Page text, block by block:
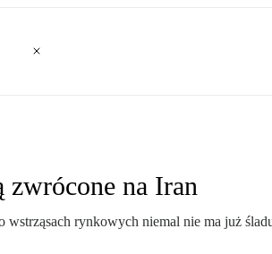
zwrócone na Iran
rynkowych niemal nie ma już